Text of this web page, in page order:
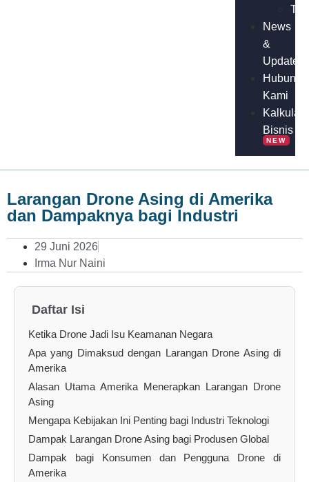
News
&
Update
Hubungi
Kami
Bisnis
NEW
Larangan Drone Asing di Amerika
dan Dampaknya bagi Industri
29 Juni 2026
Irma Nur Naini
Daftar Isi
Ketika Drone Jadi Isu Keamanan Negara
Apa yang Dimaksud dengan Larangan Drone Asing di
Amerika
Alasan Utama Amerika Menerapkan Larangan Drone
Asing
Mengapa Kebijakan Ini Penting bagi Industri Teknologi
Dampak Larangan Drone Asing bagi Produsen Global
Dampak bagi Konsumen dan Pengguna Drone di
Amerika